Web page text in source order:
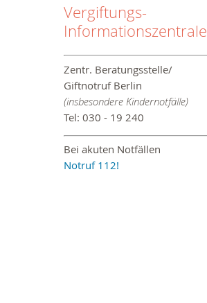
Vergiftungs-
Informationszentrale
Zentr. Beratungsstelle/
Giftnotruf Berlin
(insbesondere Kindernotfälle)
Tel: 030 - 19 240
Bei akuten Notfällen
Notruf 112!